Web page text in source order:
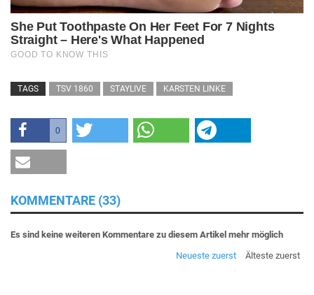
TAGS TSV 1860 STAYLIVE KARSTEN LINKE
0
KOMMENTARE (33)
Es sind keine weiteren Kommentare zu diesem Artikel mehr möglich
Neueste zuerst
Älteste zuerst